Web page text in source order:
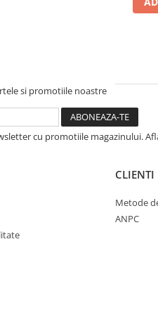
si promotiile noastre
cu promotiile magazinului.
CLIENTI
Metode
ANPC